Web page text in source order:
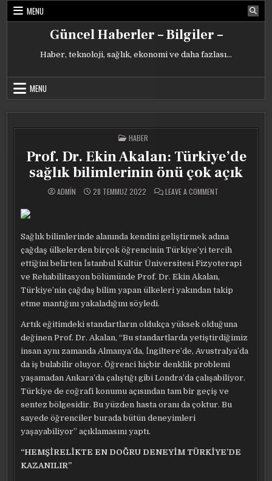
Skip
MENU
Güncel Haberler – Bilgiler –
Haber, teknoloji, sağlık, ekonomi ve daha fazlası…
MENU
POSTED
IN
HABER
Prof. Dr. Ekin Akalan: Türkiye’de
sağlık bilimlerinin önü çok açık
ADMIN 28 TEMMUZ 2022 LEAVE A COMMENTON
SAĞLIK
BILIMLERININ
ÖNÜ
AÇIK
Sağlık bilimlerinde alanında kendini geliştirmek adına
çağdaş ülkelerden birçok öğrencinin Türkiye’yi tercih
ettiğini belirten İstanbul Kültür Üniversitesi Fizyoterapi
ve Rehabilitasyon bölümünde Prof. Dr. Ekin Akalan,
Türkiye’nin çağdaş bilim yapan ülkeleri yakından takip
etme mantığını yakaladığını söyledi.
Artık eğitimdeki standartların oldukça yüksek olduğuna
değinen Prof. Dr. Akalan, “Bu standartlarda yetiştirdiğimiz
insan aynı zamanda Almanya’da, İngiltere’de, Avustralya’da
da iş bulabilir oluyor. Öğrenci hiçbir denklik problemi
yaşamadan Ankara’da çalıştığı gibi Londra’da çalışabiliyor.
Türkiye de coğrafi konumu açısından tam bir geçiş ve
sentez bölgesidir. Bu yüzden hasta oranı da çoktur. Bu
sayede öğrenciler burada bütün deneyimleri
yaşayabiliyor” açıklamasını yaptı.
“HEMŞİRELİKTE EN DOĞRU DENEYİM TÜRKİYE’DE
KAZANILIR”